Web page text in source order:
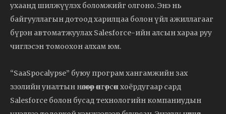
ухаанд шилжүүлэх боломжийг олгоно. Энэ нь
байгууллагын дотоод харилцаа болон үйл ажиллагааг
бүрэн автоматжуулах Salesforce-ийн алсын хараа руу
чиглэсэн томоохон алхам юм.
“SaaSpocalypse” буюу програм хангамжийн зах
зээлийн уналтын нөлөөгөөр өнгөрсөн хоёрдугаар сард
Salesforce болон бусад технологийн компаниудын